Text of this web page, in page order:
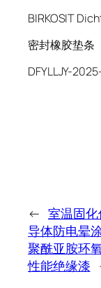
BIRKOSIT
密封橡胶垫条
DFYLLJY-
← 室温固化
导体防电晕
聚酰亚胺环
性能绝缘漆